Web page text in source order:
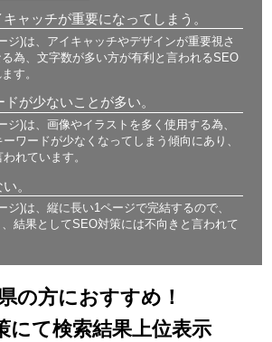
ャッチが重要になってしまう。
ジ)は、アイキャッチやデザインが重要視さ
為、文字数が多い方が有利と言われるSEO
す。
が少ないことが多い。
ジ)は、画像やイラストを多く使用する為、
ワードが少なくなってしまう傾向にあり、
れています。
。
ジ)は、縦に長い1ページで完結するので、
結果としてSEO対策には不向きと言われて
の方におすすめ！
にて検索結果上位表示